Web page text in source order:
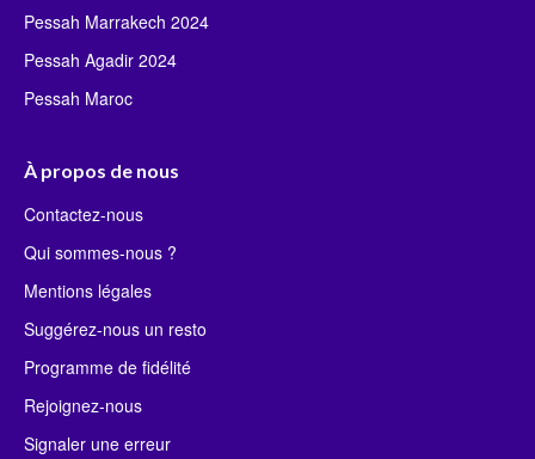
Pessah Marrakech 2024
Pessah Agadir 2024
Pessah Maroc
À propos de nous
Contactez-nous
Qui sommes-nous ?
Mentions légales
Suggérez-nous un resto
Programme de fidélité
Rejoignez-nous
Signaler une erreur